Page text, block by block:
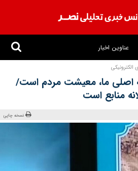
عناوین اخبار
اصلی ما، معیشت مردم است/
منابع است
نسخه چاپی